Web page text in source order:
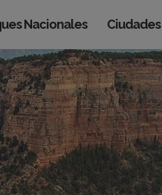
Nacionales Ciudades